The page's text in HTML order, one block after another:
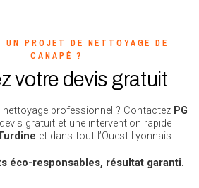
UN PROJET DE NETTOYAGE DE
CANAPÉ ?
votre devis gratuit
professionnel ? Contactez PG
gratuit et une intervention rapide
et dans tout l’Ouest Lyonnais.
éco-responsables, résultat garanti.